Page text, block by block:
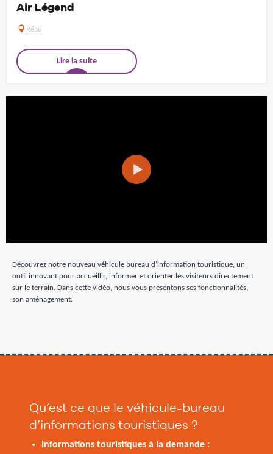
Air Légend
Réau
Lire la suite
Découvrez notre nouveau véhicule bureau d’information touristique, un
outil innovant pour accueillir, informer et orienter les visiteurs directement
sur le terrain. Dans cette vidéo, nous vous présentons ses fonctionnalités,
son aménagement.
Qu’est ce que le véhicule-bureau
d’informations touristiques ?
Informations touristiques à la demande :